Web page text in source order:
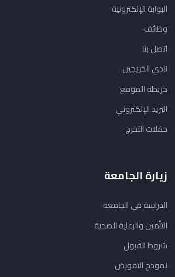
البوابة الإلكترونية
وظائف
اتصل بنا
نادي الخريجين
خريطة الموقع
البريد الإلكتروني
حفلات التخرج
زيارة الجامعة
الدراسة في الجامعة
التأمين والرعاية الصحية
شروط القبول
نموذج التفويض